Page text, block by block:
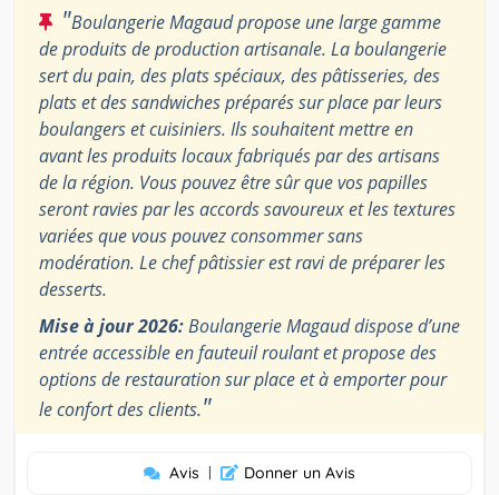
"Boulangerie Magaud propose une large gamme
de produits de production artisanale. La boulangerie
sert du pain, des plats spéciaux, des pâtisseries, des
plats et des sandwiches préparés sur place par leurs
boulangers et cuisiniers. Ils souhaitent mettre en
avant les produits locaux fabriqués par des artisans
de la région. Vous pouvez être sûr que vos papilles
seront ravies par les accords savoureux et les textures
variées que vous pouvez consommer sans
modération. Le chef pâtissier est ravi de préparer les
desserts.
Mise à jour 2026:Boulangerie Magaud dispose d’une
entrée accessible en fauteuil roulant et propose des
options de restauration sur place et à emporter pour
le confort des clients."
Avis | Donner un Avis